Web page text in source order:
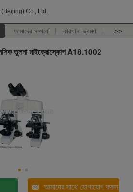
(Beijing) Co., Ltd.
আমাদের সম্পর্কে কারখানা ভ্রমণ >>
তুলনা মাইক্রোস্কোপ A18.1002
আমাদের সাথে যোগাযোগ করুন